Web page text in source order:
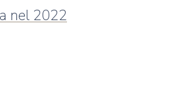
nel 2022